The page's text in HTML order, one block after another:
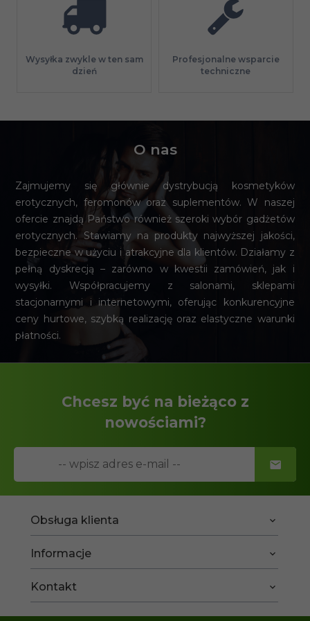
Wysyłka zwykle w ten sam
dzień
Profesjonalne wsparcie
techniczne
O nas
Zajmujemy się głównie dystrybucją kosmetyków
erotycznych, feromonów oraz suplementów. W naszej
ofercie znajdą Państwo również szeroki wybór gadżetów
erotycznych. Stawiamy na produkty najwyższej jakości,
bezpieczne w użyciu i atrakcyjne dla klientów. Działamy z
pełną dyskrecją – zarówno w kwestii zamówień, jak i
wysyłki. Współpracujemy z salonami, sklepami
stacjonarnymi i internetowymi, oferując konkurencyjne
ceny hurtowe, szybką realizację oraz elastyczne warunki
płatności.
Chcesz być na bieżąco z
nowościami?
Obsługa klienta
Informacje
Kontakt